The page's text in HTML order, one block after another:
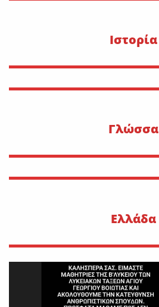
Ιστορία
Γλώσσα
Ελλάδα